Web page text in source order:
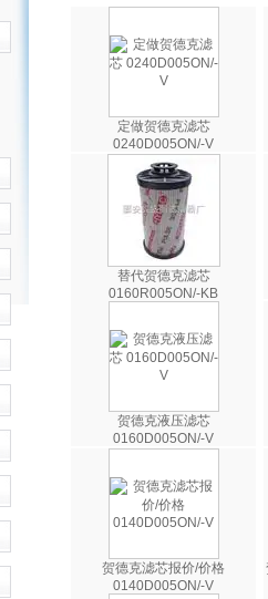
定做贺德克滤芯
0240D005ON/-V
替代贺德克滤芯
0160R005ON/-KB
贺德克液压滤芯
0160D005ON/-V
贺德克滤芯报价/价格
0140D005ON/-V